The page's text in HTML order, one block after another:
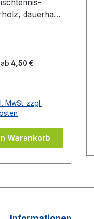
dauerhaft
4,50 €
Preis:
MwSt. zzgl.
Warenkorb